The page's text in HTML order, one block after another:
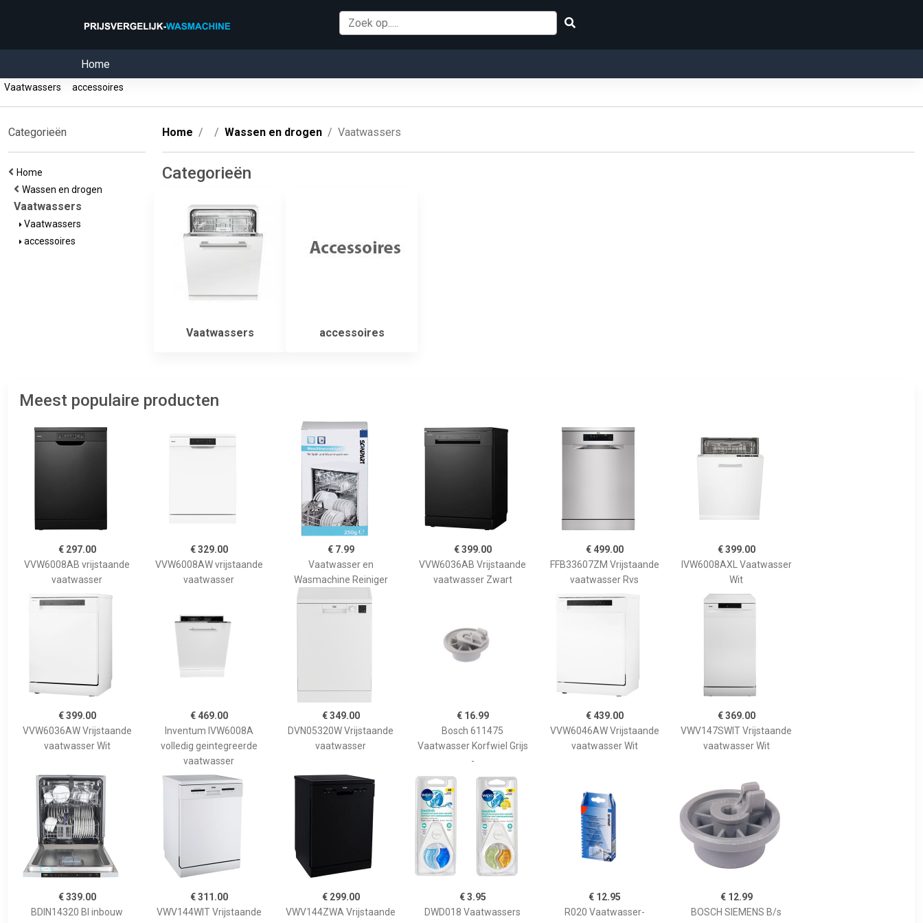
Home
Vaatwassers accessoires
Categorieën
Home
Wassen en drogen
Vaatwassers
Vaatwassers
accessoires
Home Wassen en drogen Vaatwassers
Categorieën
Vaatwassers accessoires
Meest populaire producten
€ 297.00
VVW6008AB vrijstaande
vaatwasser
€ 329.00
VVW6008AW vrijstaande
vaatwasser
€ 7.99
Vaatwasser en
Wasmachine Reiniger
€ 399.00
VVW6036AB Vrijstaande
vaatwasser Zwart
€ 499.00
FFB33607ZM Vrijstaande
vaatwasser Rvs
€ 399.00
IVW6008AXL Vaatwasser
Wit
€ 399.00
VVW6036AW Vrijstaande
vaatwasser Wit
€ 469.00
Inventum IVW6008A
volledig geintegreerde
vaatwasser
€ 349.00
DVN05320W Vrijstaande
vaatwasser
€ 16.99
Bosch 611475
Vaatwasser Korfwiel Grijs
-
€ 439.00
VVW6046AW Vrijstaande
vaatwasser Wit
€ 369.00
VWV147SWIT Vrijstaande
vaatwasser Wit
€ 339.00
BDIN14320 BI inbouw
€ 311.00
VWV144WIT Vrijstaande
€ 299.00
VWV144ZWA Vrijstaande
€ 3.95
DWD018 Vaatwassers
€ 12.95
R020 Vaatwasser-
€ 12.99
BOSCH SIEMENS B/s